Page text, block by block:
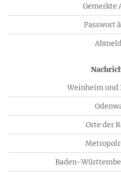
Gemerkte
Passwort
Weinheim und
Orte der
Baden-